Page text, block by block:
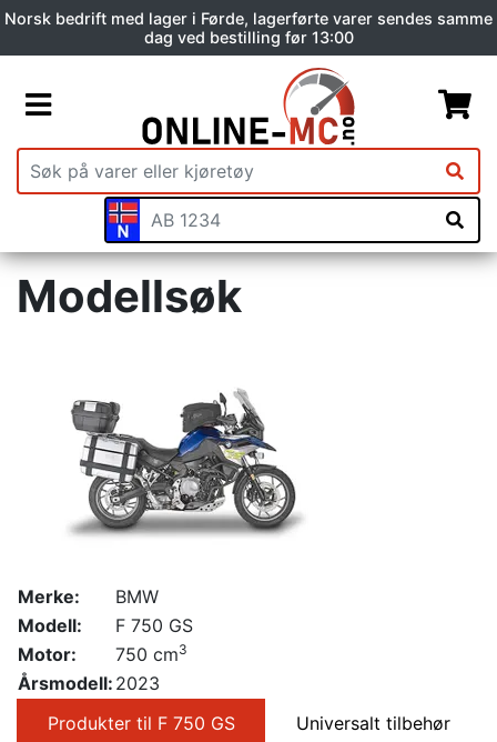
Norsk bedrift med lager i Førde, lagerførte varer sendes samme
dag ved bestilling før 13:00
Modellsøk
Merke:
BMW
Modell:
F 750 GS
Motor:
750 cm3
Årsmodell: 2023
Produkter til F 750 GS
Universalt tilbehør